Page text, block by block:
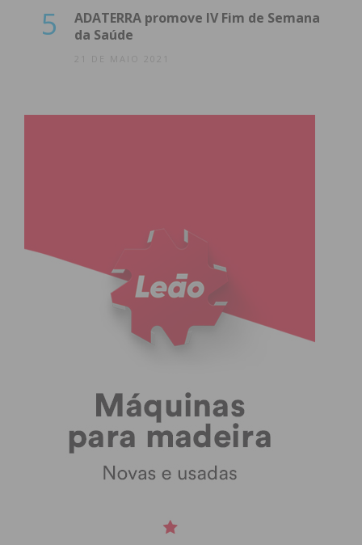
5
ADATERRA promove IV Fim de Semana
da Saúde
21 DE MAIO 2021